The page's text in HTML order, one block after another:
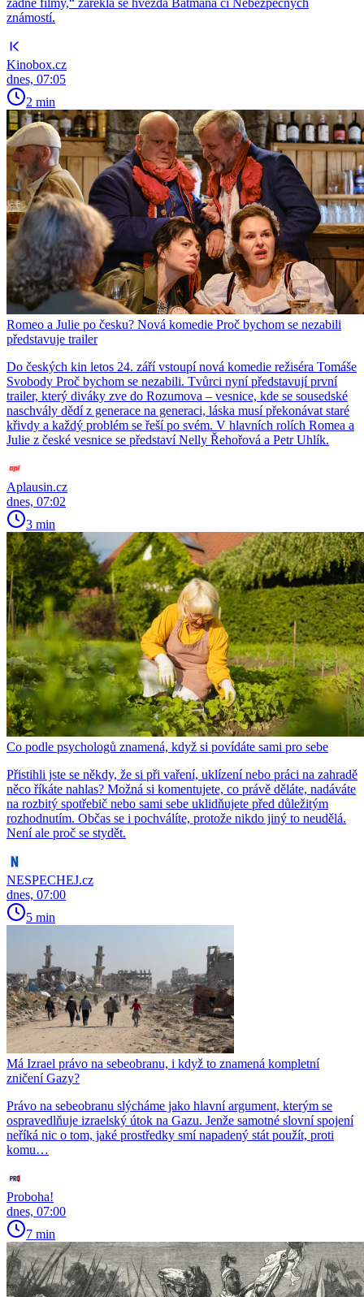
žádné filmy,“ zařekla se hvězda Batmana či Nebezpečných
známostí.
Kinobox.cz
dnes, 07:05
2 min
Romeo a Julie po česku? Nová komedie Proč bychom se nezabili
představuje trailer
Do českých kin letos 24. září vstoupí nová komedie režiséra Tomáše
Svobody Proč bychom se nezabili. Tvůrci nyní představují první
trailer, který diváky zve do Rozumova – vesnice, kde se sousedské
naschvály dědí z generace na generaci, láska musí překonávat staré
křivdy a každý problém se řeší po svém. V hlavních rolích Romea a
Julie z české vesnice se představí Nelly Řehořová a Petr Uhlík.
Aplausin.cz
dnes, 07:02
3 min
Co podle psychologů znamená, když si povídáte sami pro sebe
Přistihli jste se někdy, že si při vaření, uklízení nebo práci na zahradě
něco říkáte nahlas? Možná si komentujete, co právě děláte, nadáváte
na rozbitý spotřebič nebo sami sebe uklidňujete před důležitým
rozhodnutím. Občas se i pochválíte, protože nikdo jiný to neudělá.
Není ale proč se stydět.
NESPECHEJ.cz
dnes, 07:00
5 min
Má Izrael právo na sebeobranu, i když to znamená kompletní
zničení Gazy?
Právo na sebeobranu slýcháme jako hlavní argument, kterým se
ospravedlňuje izraelský útok na Gazu. Jenže samotné slovní spojení
neříká nic o tom, jaké prostředky smí napadený stát použít, proti
komu…
Proboha!
dnes, 07:00
7 min